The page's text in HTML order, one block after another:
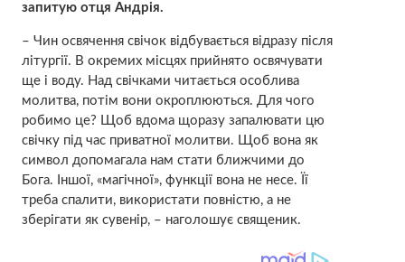
запитую отця Андрія.
– Чин освячення свічок відбувається відразу після
літургії. В окремих місцях прийнято освячувати
ще і воду. Над свічками читається особлива
молитва, потім вони окроплюються. Для чого
робимо це? Щоб вдома щоразу запалювати цю
свічку під час приватної молитви. Щоб вона як
символ допомагала нам стати ближчими до
Бога. Іншої, «магічної», функції вона не несе. Її
треба спалити, використати повністю, а не
зберігати як сувенір, – наголошує священик.